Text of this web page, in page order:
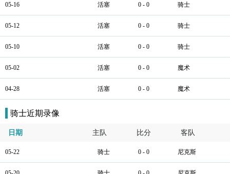
05-16 活塞 0 - 0 骑士
05-12 活塞 0 - 0 骑士
05-10 活塞 0 - 0 骑士
05-02 活塞 0 - 0 魔术
04-28 活塞 0 - 0 魔术
骑士近期录像
日期 主队 比分 客队
05-22 骑士 0 - 0 尼克斯